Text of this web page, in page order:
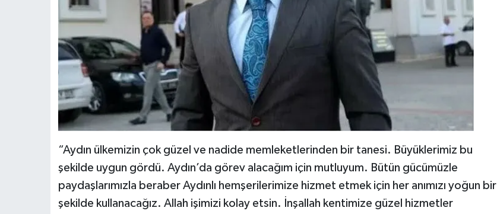
“Aydın ülkemizin çok güzel ve nadide memleketlerinden bir tanesi. Büyüklerimiz bu
şekilde uygun gördü. Aydın’da görev alacağım için mutluyum. Bütün gücümüzle
paydaşlarımızla beraber Aydınlı hemşerilerimize hizmet etmek için her anımızı yoğun bir
şekilde kullanacağız. Allah işimizi kolay etsin. İnşallah kentimize güzel hizmetler